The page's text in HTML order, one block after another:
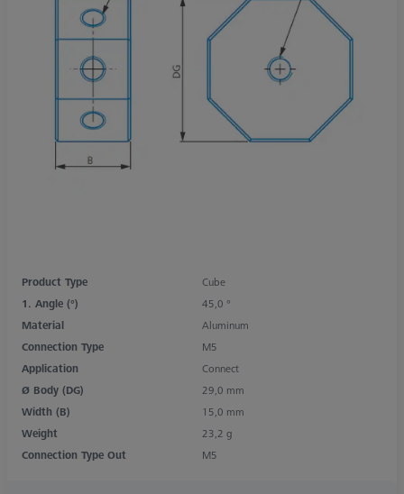
Product Type
Cube
1. Angle (°)
45,0 °
Material
Aluminum
Connection Type
M5
Application
Connect
Ø Body (DG)
29,0 mm
Width (B)
15,0 mm
Weight
23,2 g
Connection Type Out
M5